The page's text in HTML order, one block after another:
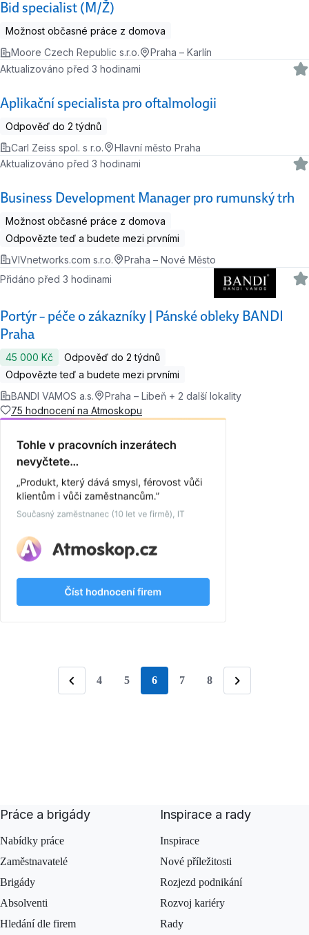
Bid specialist (M/Ž)
Možnost občasné práce z domova
Moore Czech Republic s.r.o.
Praha – Karlín
Aplikační specialista pro oftalmologii
Aktualizováno před 3 hodinami
Odpověď do 2 týdnů
Carl Zeiss spol. s r.o.
Hlavní město Praha
Business Development Manager pro rumunský trh
Aktualizováno před 3 hodinami
Možnost občasné práce z domova
Odpovězte teď a budete mezi prvními
VIVnetworks.com s.r.o.
Praha – Nové Město
Portýr – péče o zákazníky | Pánské obleky BANDI
Praha
Přidáno před 3 hodinami
45 000 Kč
Odpověď do 2 týdnů
Odpovězte teď a budete mezi prvními
BANDI VAMOS a.s.
Praha – Libeň + 2 další lokality
75 hodnocení na Atmoskopu
Předchozí
4 5 stránka
6 7 8
Následující
Práce a brigády
Nabídky práce
Zaměstnavatelé
Brigády
Absolventi
Hledání dle firem
Inspirace a rady
Inspirace
Nové příležitosti
Rozjezd podnikání
Rozvoj kariéry
Rady